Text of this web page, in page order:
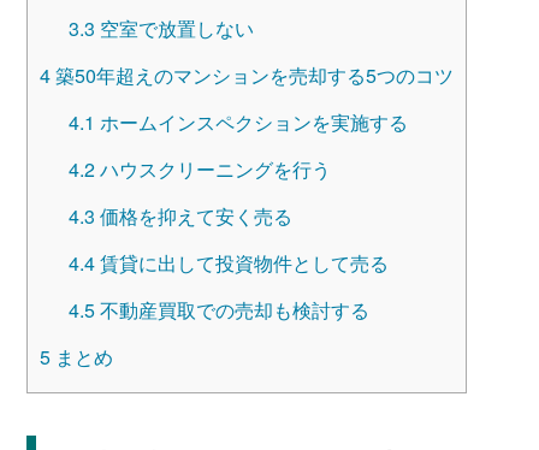
3.3 空室で放置しない
4築50年超えのマンションを売却する5つのコツ
4.1 ホームインスペクションを実施する
4.2ハウスクリーニングを行う
4.3 価格を抑えて安く売る
4.4賃貸に出して投資物件として売る
4.5不動産買取での売却も検討する
5まとめ